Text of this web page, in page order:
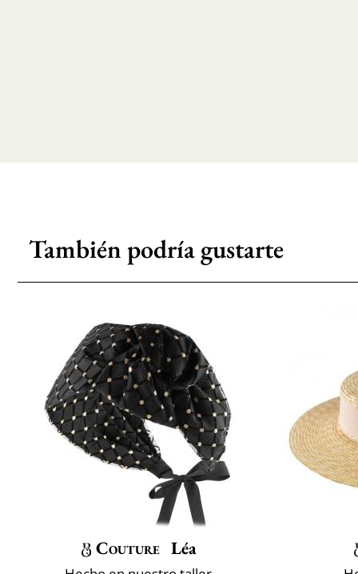
También podría gustarte
Couture Léa